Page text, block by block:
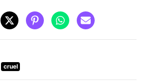
cruel